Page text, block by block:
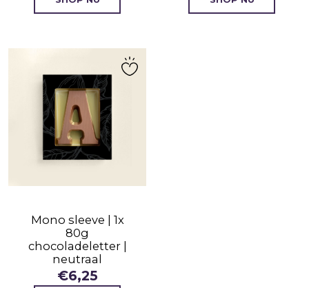
Mono sleeve | 1x
80g
chocoladeletter |
neutraal
€6,25